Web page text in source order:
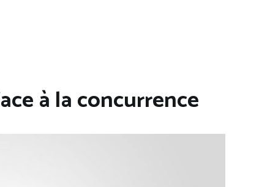
à la concurrence